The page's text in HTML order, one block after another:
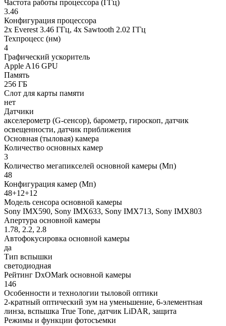
Частота работы процессора (ГГц)
3.46
Конфигурация процессора
2x Everest 3.46 ГГц, 4x Sawtooth 2.02 ГГц
Техпроцесс (нм)
4
Графический ускоритель
Apple A16 GPU
Память
256 ГБ
Слот для карты памяти
нет
Датчики
акселерометр (G-сенсор), барометр, гироскоп, датчик
освещенности, датчик приближения
Основная (тыловая) камера
Количество основных камер
3
Количество мегапикселей основной камеры (Мп)
48
Конфигурация камер (Мп)
48+12+12
Модель сенсора основной камеры
Sony IMX590, Sony IMX633, Sony IMX713, Sony IMX803
Апертура основной камеры
1.78, 2.2, 2.8
Автофокусировка основной камеры
да
Тип вспышки
светодиодная
Рейтинг DxOMark основной камеры
146
Особенности и технологии тыловой оптики
2-кратный оптический зум на уменьшение, 6-элементная
линза, вспышка True Tone, датчик LiDAR, защита
Режимы и функции фотосъемки